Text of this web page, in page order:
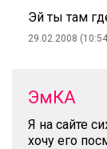
Эй ты там
29.02.2008
ЭмКА
Я на сайте
хочу его